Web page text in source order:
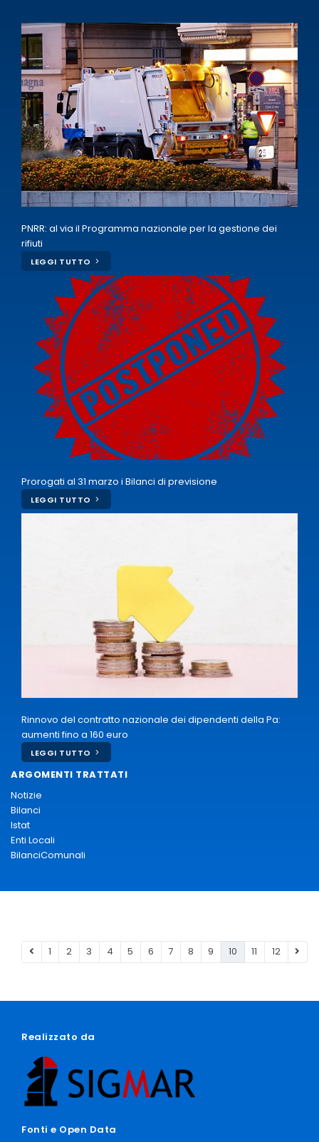
PNRR: al via il Programma nazionale per la gestione dei
rifiuti
LEGGI TUTTO
Prorogati al 31 marzo i Bilanci di previsione
LEGGI TUTTO
Rinnovo del contratto nazionale dei dipendenti della Pa:
aumenti fino a 160 euro
LEGGI TUTTO
ARGOMENTI TRATTATI
Notizie
Bilanci
Istat
Enti Locali
BilanciComunali
1 2 3 4 5 6 7 8 9 10 11 12
Realizzato da
Fonti e Open Data